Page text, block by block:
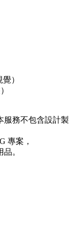
）
服務不包含設計製
專案，
。